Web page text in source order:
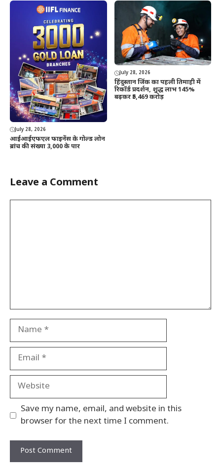
July 28, 2026
आईआईएफएल फाइनेंस के गोल्ड लोन
ब्रांच की संख्या 3,000 के पार
July 28, 2026
हिंदुस्तान जिंक का पहली तिमाही में
रिकॉर्ड प्रदर्शन, शुद्ध लाभ 145%
बढ़कर ₹5,469 करोड़
Leave a Comment
Name
Email
Website
Save my name, email, and website in this
browser for the next time I comment.